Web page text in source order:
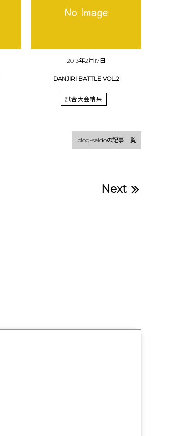
2013年2月17日
DANJIRI BATTLE VOL.2
試合大会結果
blog-seidoの記事一覧
Next